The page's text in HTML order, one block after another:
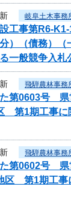
岐阜土木事務
設工事第R6-
分）（債務）
一般競争入札
飛騨農林事務
た第0603号
第1期工事に
飛騨農林事務
た第0602号
区 第1期工事